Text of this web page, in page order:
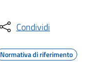
Condividi
Normativa di riferimento